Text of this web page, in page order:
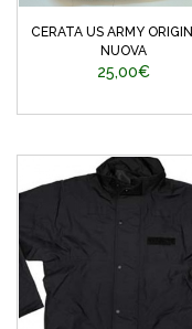
CERATA US ARMY
NUOVA
25,00€